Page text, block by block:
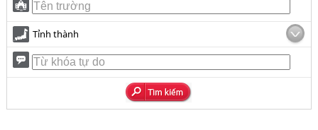
Tỉnh thành